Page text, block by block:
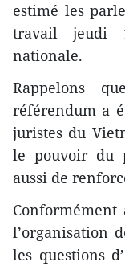
estimé les
travail jeudi
nationale.
​Rappelons
référendum a
juristes du
le pouvoir du
aussi de
l’organisation
les questions